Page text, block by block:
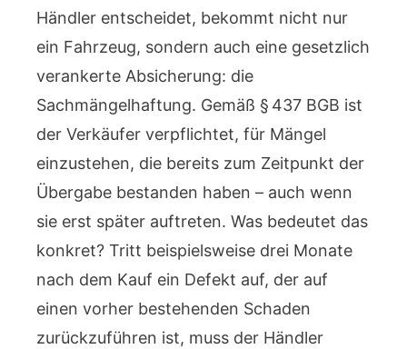
Händler entscheidet, bekommt nicht nur
ein Fahrzeug, sondern auch eine gesetzlich
verankerte Absicherung: die
Sachmängelhaftung. Gemäß § 437 BGB ist
der Verkäufer verpflichtet, für Mängel
einzustehen, die bereits zum Zeitpunkt der
Übergabe bestanden haben – auch wenn
sie erst später auftreten. Was bedeutet das
konkret? Tritt beispielsweise drei Monate
nach dem Kauf ein Defekt auf, der auf
einen vorher bestehenden Schaden
zurückzuführen ist, muss der Händler